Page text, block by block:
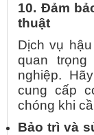
10. Đảm
thuật
Dịch vụ
quan
nghiệp.
cung cấp
chóng khi
Bảo trì và